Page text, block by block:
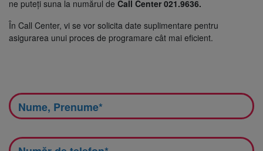
ne puteți suna la numărul de Call Center 021.9636.
În Call Center, vi se vor solicita date suplimentare pentru
asigurarea unui proces de programare cât mai eficient.